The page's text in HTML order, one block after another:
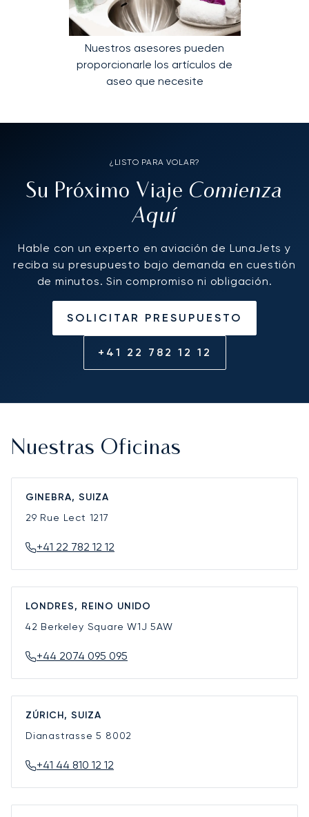
Nuestros asesores pueden
proporcionarle los artículos de
aseo que necesite
¿LISTO PARA VOLAR?
Su Próximo Viaje Comienza
Aquí
Hable con un experto en aviación de LunaJets y
reciba su presupuesto bajo demanda en cuestión
de minutos. Sin compromiso ni obligación.
SOLICITAR PRESUPUESTO
+41 22 782 12 12
Nuestras Oficinas
GINEBRA, SUIZA
29 Rue Lect 1217
+41 22 782 12 12
LONDRES, REINO UNIDO
42 Berkeley SquareW1J 5AW
+44 2074 095 095
ZÚRICH, SUIZA
Dianastrasse 5 8002
+41 44 810 12 12